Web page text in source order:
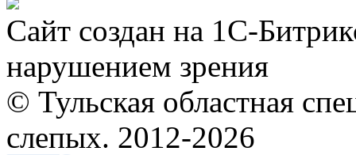
Сайт создан на 1С-
нарушением зрения
© Тульская областная
слепых. 2012-2026